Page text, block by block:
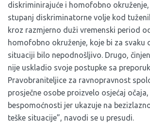
diskriminirajuće i homofobno
stupanj diskriminatorne volje kod
kroz razmjerno duži vremenski period
homofobno okruženje, koje bi za svaku
situaciji bilo nepodnošljivo. Drugo,
nije uskladio svoje postupke sa
Pravobraniteljice za ravnopravnost
prosječne osobe proizvelo osjećaj
bespomoćnosti jer ukazuje na
teške situacije”, navodi se u presudi.